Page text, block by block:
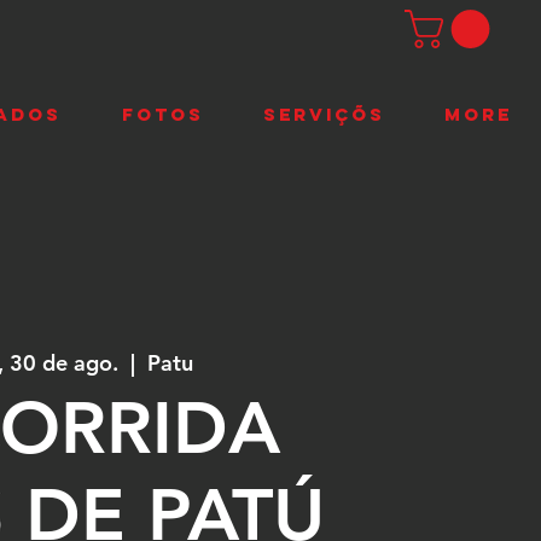
FOTOS SERVIÇÕS More
30 de ago.
  |
Patu
DE PATÚ